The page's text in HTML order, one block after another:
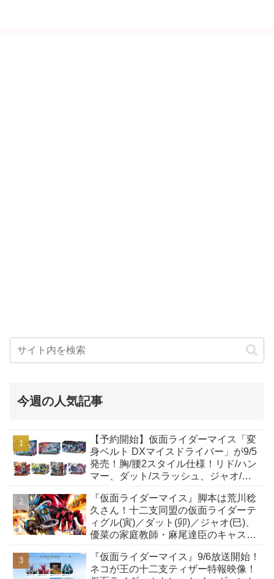
今週の人気記事
【予約開始】仮面ライダーマイス「変
身ベルト DXマイスドライバー」が9/5
発売！胸/腰2スタイル仕様！リド/ハン
マー、ダット/スラッシュ、ジャオ/バ
も！
『仮面ライダーマイス』脚本は荒川稔
久さん！十二支同盟の仮面ライダーテ
ィグル(寅)／ダット(卯)／ジャオ(巳)、
優菜の家庭教師・麻尾達臣のキャスト
んも変身！
『仮面ライダーマイス』9/6放送開始！
ネコが王の十二支ティザー特報映像！